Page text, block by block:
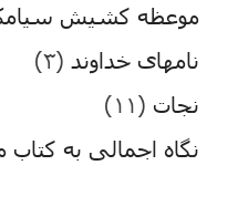
موعظه کشیش
نامهای خداوند (۳)
نجات (۱۱)
نگاه اجمالی به